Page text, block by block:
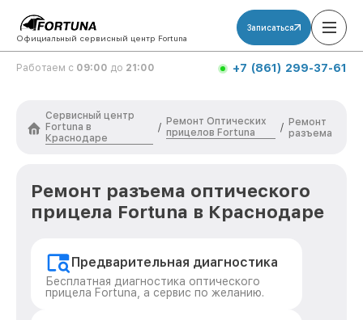
Официальный сервисный центр Fortuna
Записаться
Работаем с 09:00 до 21:00 +7 (861) 299-37-61
Сервисный центр
Fortuna в
Краснодаре
/
Ремонт Оптических
прицелов Fortuna
/ Ремонт
разъема
Ремонт разъема оптического
прицела Fortuna в Краснодаре
Предварительная диагностика
Бесплатная диагностика оптического
прицела Fortuna, а сервис по желанию.